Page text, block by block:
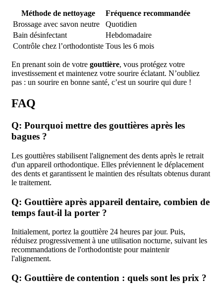
Méthode de nettoyage
Fréquence recommandée
Brossage avec savon neutre
Quotidien
Bain désinfectant
Hebdomadaire
Contrôle chez l’orthodontiste Tous les 6 mois
En prenant soin de votre gouttière, vous protégez votre
investissement et maintenez votre sourire éclatant. N’oubliez
pas : un sourire en bonne santé, c’est un sourire qui dure !
FAQ
Q: Pourquoi mettre des gouttières après les
bagues ?
Les gouttières stabilisent l'alignement des dents après le retrait
d'un appareil orthodontique. Elles préviennent le déplacement
des dents et garantissent le maintien des résultats obtenus durant
le traitement.
Q: Gouttière après appareil dentaire, combien de
temps faut-il la porter ?
Initialement, portez la gouttière 24 heures par jour. Puis,
réduisez progressivement à une utilisation nocturne, suivant les
recommandations de l'orthodontiste pour maintenir
l'alignement.
Q: Gouttière de contention : quels sont les prix ?